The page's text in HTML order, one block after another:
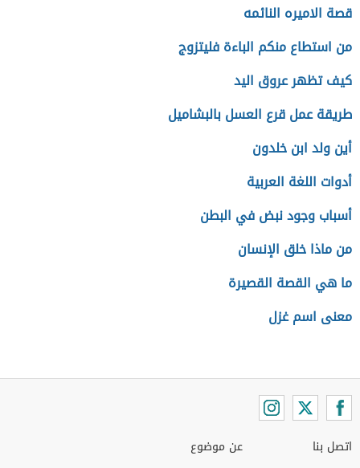
قصة الاميره النائمه
من استطاع منكم الباءة فليتزوج
كيف تظهر عروق اليد
طريقة عمل قرع العسل بالبشاميل
أين ولد ابن خلدون
أدوات اللغة العربية
أسباب وجود نبض في البطن
من ماذا خلق الإنسان
ما هي القصة القصيرة
معنى اسم غزل
اتصل بنا عن موضوع